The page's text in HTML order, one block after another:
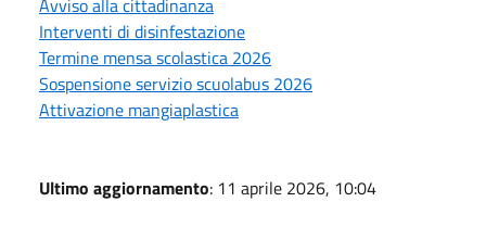
Interventi di disinfestazione
Termine mensa scolastica 2026
Sospensione servizio scuolabus 2026
Attivazione mangiaplastica
Ultimo aggiornamento: 11 aprile 2026, 10:04